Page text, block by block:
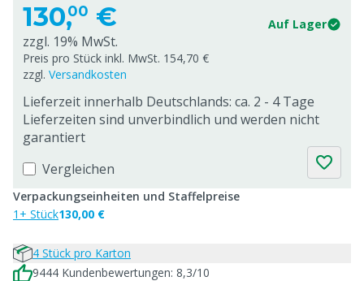
130,00 € Auf Lager
zzgl. 19% MwSt.
Preis pro Stück inkl. MwSt. 154,70 €
zzgl. Versandkosten
Lieferzeit innerhalb Deutschlands: ca. 2 - 4 Tage
Lieferzeiten sind unverbindlich und werden nicht
garantiert
Vergleichen
Verpackungseinheiten und Staffelpreise
1+ Stück130,00 €
4 Stück pro Karton
9444 Kundenbewertungen: 8,3/10